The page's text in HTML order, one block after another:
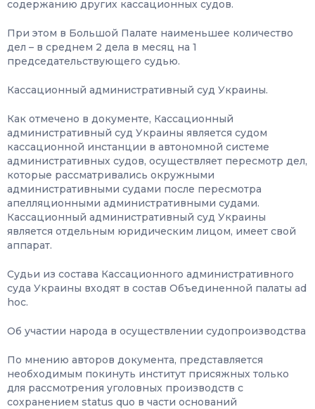
содержанию других кассационных судов.
При этом в Большой Палате наименьшее количество
дел – в среднем 2 дела в месяц на 1
председательствующего судью.
Кассационный административный суд Украины.
Как отмечено в документе, Кассационный
административный суд Украины является судом
кассационной инстанции в автономной системе
административных судов, осуществляет пересмотр дел,
которые рассматривались окружными
административными судами после пересмотра
апелляционными административными судами.
Кассационный административный суд Украины
является отдельным юридическим лицом, имеет свой
аппарат.
Судьи из состава Кассационного административного
суда Украины входят в состав Объединенной палаты ad
hoc.
Об участии народа в осуществлении судопроизводства
По мнению авторов документа, представляется
необходимым покинуть институт присяжных только
для рассмотрения уголовных производств с
сохранением status quo в части оснований